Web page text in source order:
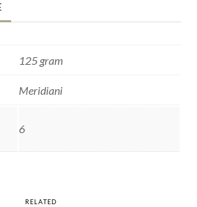
125 gram
Meridiani
6
RELATED